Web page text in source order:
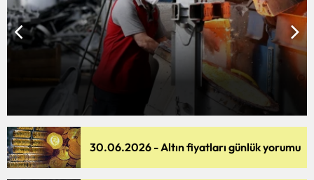
30.06.2026 - Altın fiyatları günlük yorumu